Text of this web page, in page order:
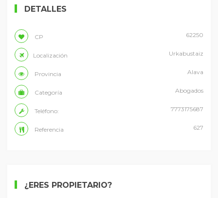
DETALLES
CP 62250
Localización Urkabustaiz
Provincia Alava
Categoría Abogados
Teléfono: 7773175687
Referencia 627
¿ERES PROPIETARIO?